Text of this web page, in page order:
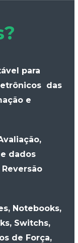
para
das
e
dados
Notebooks,
Switchs,
de Força,